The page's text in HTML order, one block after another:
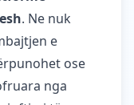
. Ne nuk
e
ose
nga